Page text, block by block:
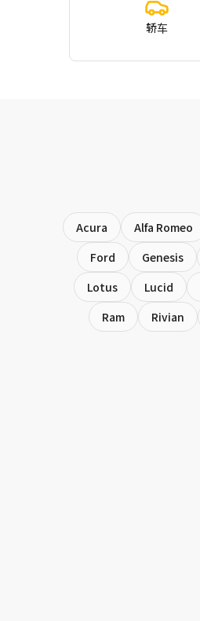
轿车
Acura Alfa Romeo
Ford
Genesis
Lotus
Lucid
Ram
Rivian